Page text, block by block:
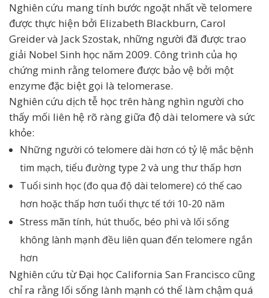
Nghiên cứu mang tính bước ngoặt nhất về telomere
được thực hiện bởi Elizabeth Blackburn, Carol
Greider và Jack Szostak, những người đã được trao
giải Nobel Sinh học năm 2009. Công trình của họ
chứng minh rằng telomere được bảo vệ bởi một
enzyme đặc biệt gọi là telomerase.
Nghiên cứu dịch tễ học trên hàng nghìn người cho
thấy mối liên hệ rõ ràng giữa độ dài telomere và sức
khỏe:
Những người có telomere dài hơn có tỷ lệ mắc bệnh
tim mạch, tiểu đường type 2 và ung thư thấp hơn
Tuổi sinh học (đo qua độ dài telomere) có thể cao
hơn hoặc thấp hơn tuổi thực tế tới 10-20 năm
Stress mãn tính, hút thuốc, béo phì và lối sống
không lành mạnh đều liên quan đến telomere ngắn
hơn
Nghiên cứu từ Đại học California San Francisco cũng
chỉ ra rằng lối sống lành mạnh có thể làm chậm quá